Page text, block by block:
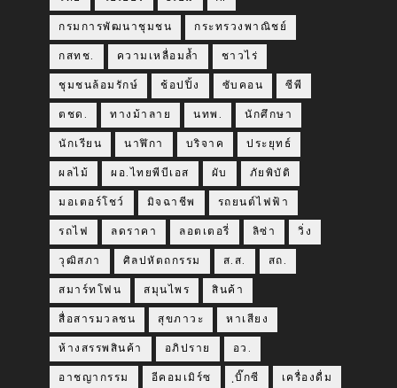
กรมการพัฒนาชุมชน กระทรวงพาณิชย์
กสทช. ความเหลื่อมล้ำ ชาวไร่
ชุมชนล้อมรักษ์ ช้อปปิ้ง ซับคอน ซีพี
ตชด. ทางม้าลาย นทพ. นักศึกษา
นักเรียน นาฬิกา บริจาค ประยุทธ์
ผลไม้ ผอ.ไทยพีบีเอส ผับ ภัยพิบัติ
มอเตอร์โชว์ มิจฉาชีพ รถยนต์ไฟฟ้า
รถไฟ ลดราคา ลอตเตอรี่ ลิซ่า วิ่ง
วุฒิสภา ศิลปหัตถกรรม ส.ส. สถ.
สมาร์ทโฟน สมุนไพร สินค้า
สื่อสารมวลชน สุขภาวะ หาเสียง
ห้างสรรพสินค้า อภิปราย อว.
อาชญากรรม อีคอมเมิร์ซ ฺบิ๊กซี เครื่องดื่ม